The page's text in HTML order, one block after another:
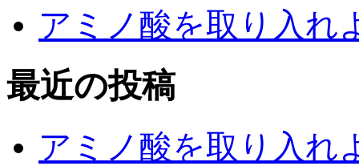
アミノ酸を取り入れ
最近の投稿
アミノ酸を取り入れ